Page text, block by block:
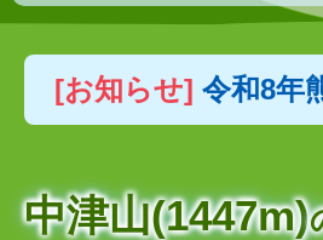
[お知らせ] 令和8年
中津山(1447m)